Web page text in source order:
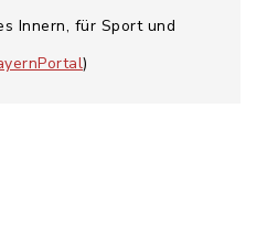
Innern, für Sport und
)